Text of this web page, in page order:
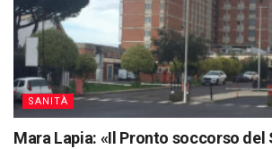
SANITÀ
Mara Lapia: «Il Pronto soccorso del